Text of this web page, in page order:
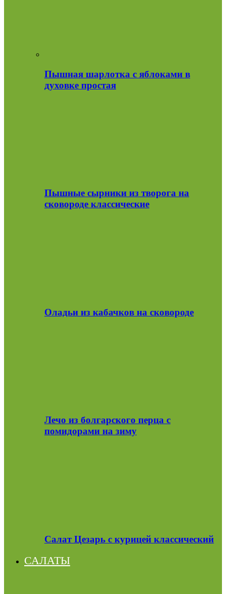
Пышная шарлотка с яблоками в
духовке простая
Пышные сырники из творога на
сковороде классические
Оладьи из кабачков на сковороде
Лечо из болгарского перца с
помидорами на зиму
Салат Цезарь с курицей классический
САЛАТЫ